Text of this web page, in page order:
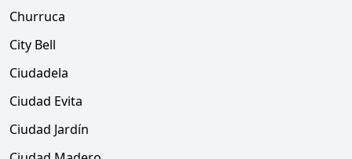
Churruca
City Bell
Ciudadela
Ciudad Evita
Ciudad Jardín